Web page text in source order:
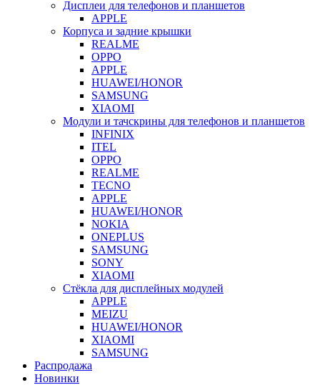
Дисплеи для телефонов и планшетов
APPLE
Корпуса и задние крышки
REALME
OPPO
APPLE
HUAWEI/HONOR
SAMSUNG
XIAOMI
Модули и тачскрины для телефонов и планшетов
INFINIX
ITEL
OPPO
REALME
TECNO
APPLE
HUAWEI/HONOR
NOKIA
ONEPLUS
SAMSUNG
SONY
XIAOMI
Стёкла для дисплейных модулей
APPLE
MEIZU
HUAWEI/HONOR
XIAOMI
SAMSUNG
Распродажа
Новинки